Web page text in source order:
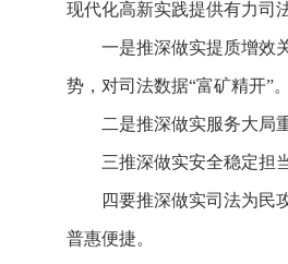
现代化高新实践提供有力司
一是推深做实提质增效
势，对司法数据“富矿精开”。
二是推深做实服务大局
三推深做实安全稳定担
四要推深做实司法为民
普惠便捷。